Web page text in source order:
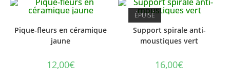
Pique-fleurs en céramique
jaune
12,00€
ÉPUISÉ
Support spirale anti-
moustiques vert
16,00€